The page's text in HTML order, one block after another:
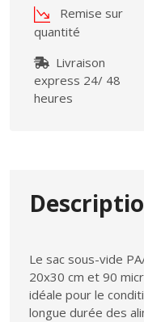
Remise sur
quantité
Livraison
express 24/ 48
heures
Le sac sous-vide
20x30 cm et 90
idéale pour le
longue durée des